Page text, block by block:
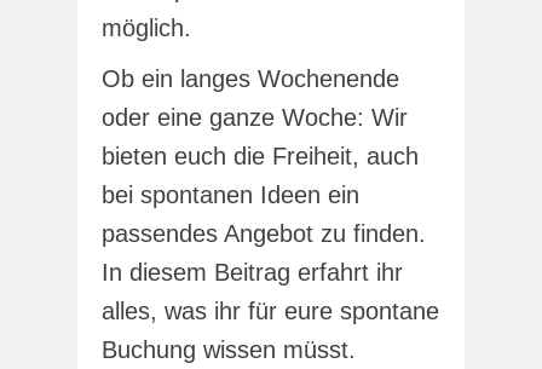
möglich.
Ob ein langes Wochenende
oder eine ganze Woche: Wir
bieten euch die Freiheit, auch
bei spontanen Ideen ein
passendes Angebot zu finden.
In diesem Beitrag erfahrt ihr
alles, was ihr für eure spontane
Buchung wissen müsst.